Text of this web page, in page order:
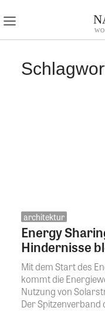
architektur
Energy
Hindernisse
Mit dem Start des
kommt die
Nutzung von
Der Spitzenverband